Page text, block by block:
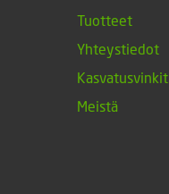
Tuotteet
Yhteystiedot
Kasvatusvinkit
Meistä